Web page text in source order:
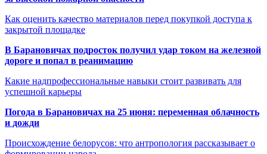
Как оценить качество материалов перед покупкой доступа к
закрытой площадке
В Барановичах подросток получил удар током на железной
дороге и попал в реанимацию
Какие надпрофессиональные навыки стоит развивать для
успешной карьеры
Погода в Барановичах на 25 июня: переменная облачность
и дожди
Происхождение белорусов: что антропология рассказывает о